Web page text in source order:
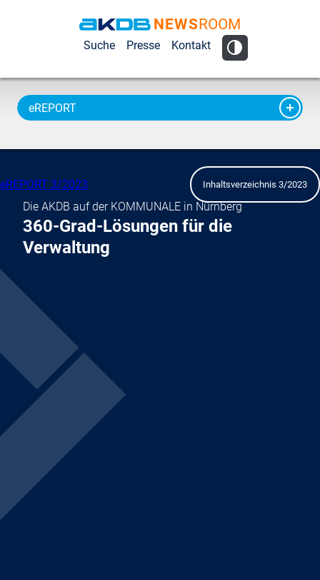
AKDB Anstalt
Kommunale
Datenverarbeitung
NEWSROOM
Suche Presse Kontakt
eREPORT
eREPORT 3/2023 Inhaltsverzeichnis 3/2023
Die AKDB auf der KOMMUNALE in Nürnberg
360-Grad-Lösungen für die
Verwaltung